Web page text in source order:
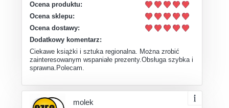
Ocena produktu:
Ocena sklepu:
Ocena dostawy:
Dodatkowy komentarz:
Ciekawe książki i sztuka regionalna. Można zrobić
zainteresowanym wspaniałe prezenty.Obsługa szybka i
sprawna.Polecam.
molek